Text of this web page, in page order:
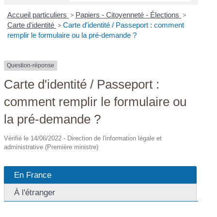
Accueil particuliers > Papiers - Citoyenneté - Élections >
Carte d'identité > Carte d'identité / Passeport : comment
remplir le formulaire ou la pré-demande ?
Question-réponse
Carte d'identité / Passeport :
comment remplir le formulaire ou
la pré-demande ?
Vérifié le 14/06/2022 - Direction de l'information légale et
administrative (Première ministre)
En France
À l'étranger